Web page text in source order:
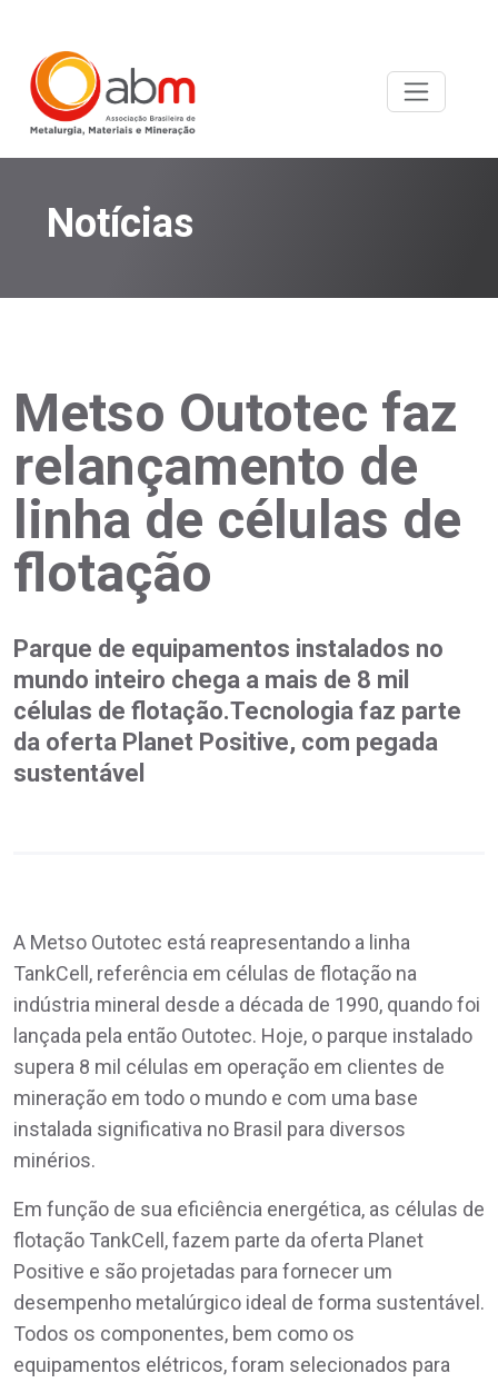
Notícias
Metso Outotec faz
relançamento de
linha de células de
flotação
Parque de equipamentos instalados no
mundo inteiro chega a mais de 8 mil
células de flotação.Tecnologia faz parte
da oferta Planet Positive, com pegada
sustentável
A Metso Outotec está reapresentando a linha
TankCell, referência em células de flotação na
indústria mineral desde a década de 1990, quando foi
lançada pela então Outotec. Hoje, o parque instalado
supera 8 mil células em operação em clientes de
mineração em todo o mundo e com uma base
instalada significativa no Brasil para diversos
minérios.
Em função de sua eficiência energética, as células de
flotação TankCell, fazem parte da oferta Planet
Positive e são projetadas para fornecer um
desempenho metalúrgico ideal de forma sustentável.
Todos os componentes, bem como os
equipamentos elétricos, foram selecionados para